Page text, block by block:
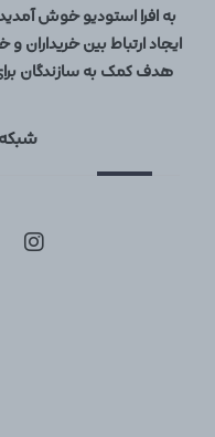
به افرا استودیو خوش
ایجاد ارتباط بین خریداران
هدف کمک به سازندگان